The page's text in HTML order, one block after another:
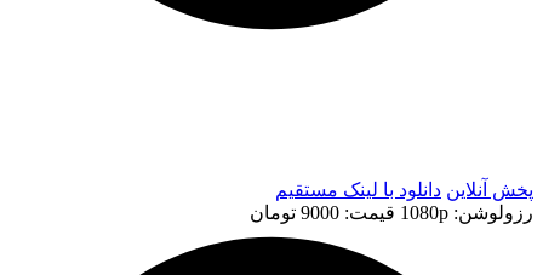
پخش آنلاین دانلود با لينک مستقيم
رزولوشن: 1080p
قيمت: 9000 تومان